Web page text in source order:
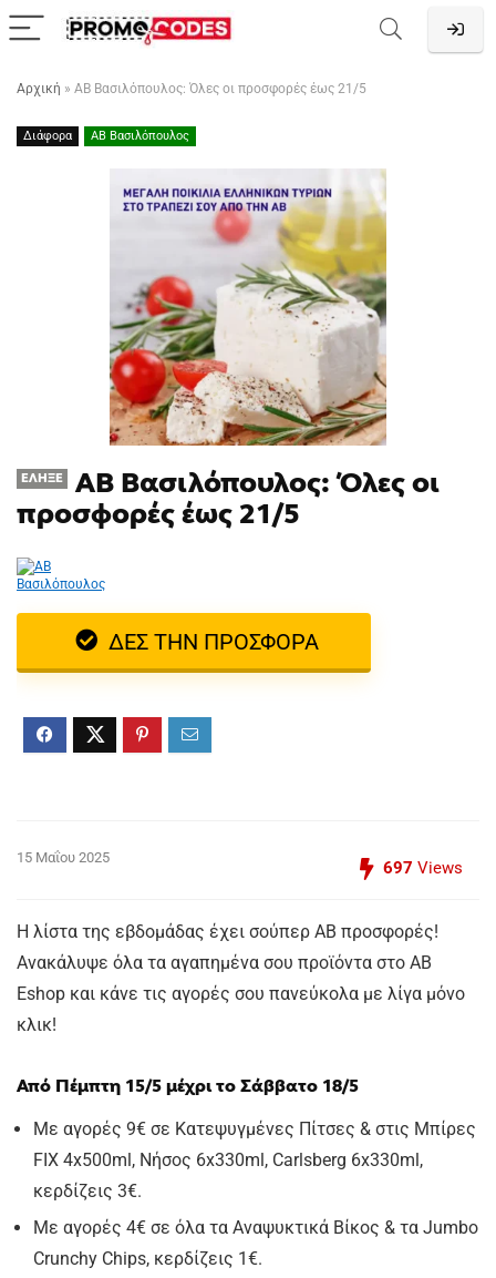
Αρχική » ΑΒ Βασιλόπουλος: Όλες οι προσφορές έως 21/5
Διάφορα ΑΒ Βασιλόπουλος
ΈΛΗΞΕ
ΑΒ Βασιλόπουλος: Όλες οι
προσφορές έως 21/5
ΔΕΣ ΤΗΝ ΠΡΟΣΦΟΡΑ
15 Μαΐου 2025
697 Views
Η λίστα της εβδομάδας έχει σούπερ ΑΒ προσφορές!
Ανακάλυψε όλα τα αγαπημένα σου προϊόντα στο ΑΒ
Eshop και κάνε τις αγορές σου πανεύκολα με λίγα μόνο
κλικ!
Από Πέμπτη 15/5 μέχρι το Σάββατο 18/5
Με αγορές 9€ σε Κατεψυγμένες Πίτσες & στις Μπίρες
FIX 4x500ml, Νήσος 6x330ml, Carlsberg 6x330ml,
κερδίζεις 3€.
Με αγορές 4€ σε όλα τα Αναψυκτικά Βίκος & τα Jumbo
Crunchy Chips, κερδίζεις 1€.